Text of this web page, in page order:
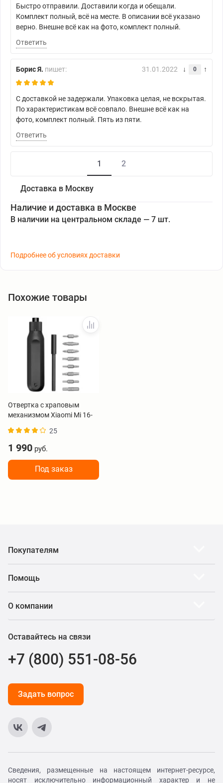
Быстро отправили. Доставили когда и обещали.
Комплект полный, всё на месте. В описании всё указано
верно. Внешне всё как на фото, комплект полный.
Ответить
Борис Я. пишет: 31.01.2022 0
С доставкой не задержали. Упаковка целая, не вскрытая.
По характеристикам всё совпало. Внешне всё как на
фото, комплект полный. Пять из пяти.
Ответить
1 2
Доставка в Москву
Наличие и доставка в Москве
В наличии на центральном складе — 7 шт.
Подробнее об условиях доставки
Похожие товары
Отвертка с храповым
механизмом Xiaomi Mi 16-
BHR4779GL 25
1 990 руб.
Под заказ
Покупателям
Помощь
О компании
Оставайтесь на связи
+7 (800) 551-08-56
Задать вопрос
Сведения, размещенные на настоящем интернет-ресурсе,
носят исключительно информационный характер и не